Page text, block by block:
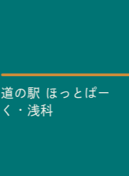
道の駅 ほっとぱー
く・浅科